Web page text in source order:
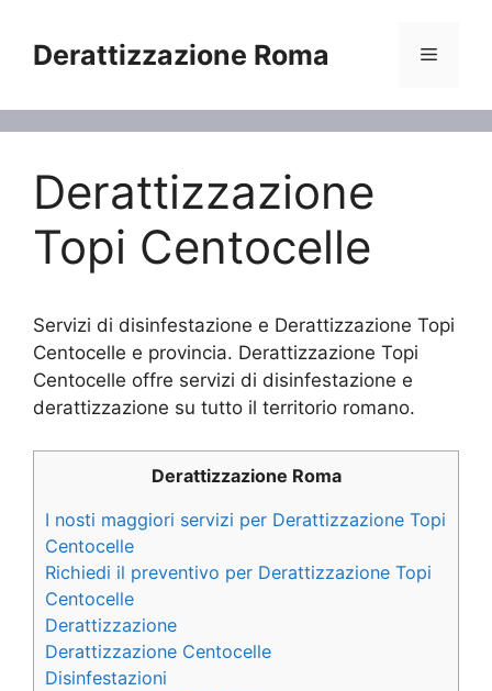
contenuto
Derattizzazione Roma Menu
Derattizzazione
Topi Centocelle
Servizi di disinfestazione e Derattizzazione Topi
Centocelle e provincia. Derattizzazione Topi
Centocelle offre servizi di disinfestazione e
derattizzazione su tutto il territorio romano.
Derattizzazione Roma
I nosti maggiori servizi per Derattizzazione Topi
Centocelle
Richiedi il preventivo per Derattizzazione Topi
Centocelle
Derattizzazione
Derattizzazione Centocelle
Disinfestazioni